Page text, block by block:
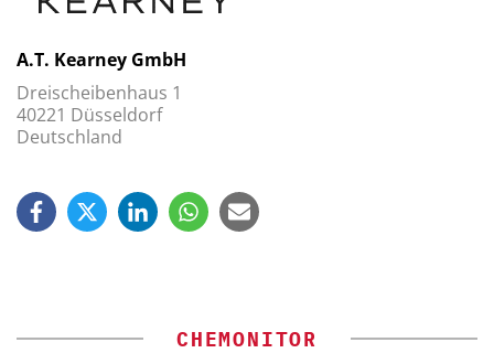
A.T. Kearney GmbH
Dreischeibenhaus 1
40221 Düsseldorf
Deutschland
CHEMONITOR